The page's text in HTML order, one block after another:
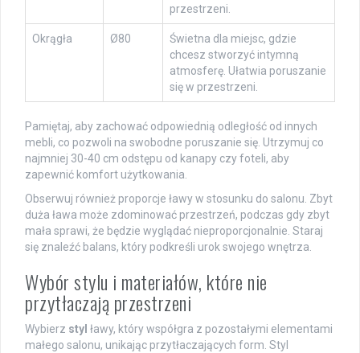
przestrzeni.
Okrągła Ø80
Świetna dla miejsc, gdzie
chcesz stworzyć intymną
atmosferę. Ułatwia poruszanie
się w przestrzeni.
Pamiętaj, aby zachować odpowiednią odległość od innych
mebli, co pozwoli na swobodne poruszanie się. Utrzymuj co
najmniej 30-40 cm odstępu od kanapy czy foteli, aby
zapewnić komfort użytkowania.
Obserwuj również proporcje ławy w stosunku do salonu. Zbyt
duża ława może zdominować przestrzeń, podczas gdy zbyt
mała sprawi, że będzie wyglądać nieproporcjonalnie. Staraj
się znaleźć balans, który podkreśli urok swojego wnętrza.
Wybór stylu i materiałów, które nie
przytłaczają przestrzeni
Wybierz styl ławy, który współgra z pozostałymi elementami
małego salonu, unikając przytłaczających form. Styl